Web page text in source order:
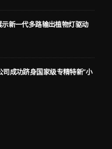
示新一代多路输出植物灯驱动
成功跻身国家级专精特新“小